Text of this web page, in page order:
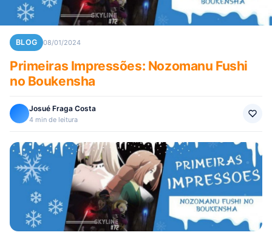
BLOG 08/01/2024
Primeiras Impressões: Nozomanu Fushi
no Boukensha
Josué Fraga Costa
4 min de leitura